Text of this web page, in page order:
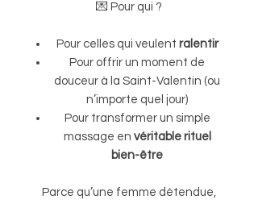
💌 Pour qui ?
Pour celles qui veulent ralentir
Pour offrir un moment de
douceur à la Saint-Valentin (ou
n’importe quel jour)
Pour transformer un simple
massage en véritable rituel
bien-être
Parce qu’une femme détendue,